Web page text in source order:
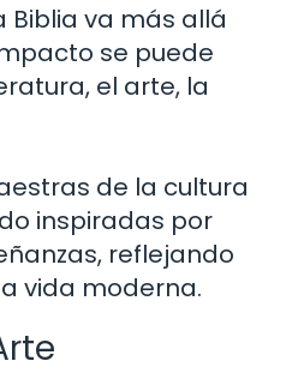
Biblia va más allá
se puede
el arte, la
de la cultura
inspiradas por
reflejando
vida moderna.